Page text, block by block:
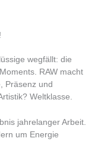
wegfällt: die
RAW macht
Präsenz und
Weltklasse.
jahrelanger Arbeit.
um Energie